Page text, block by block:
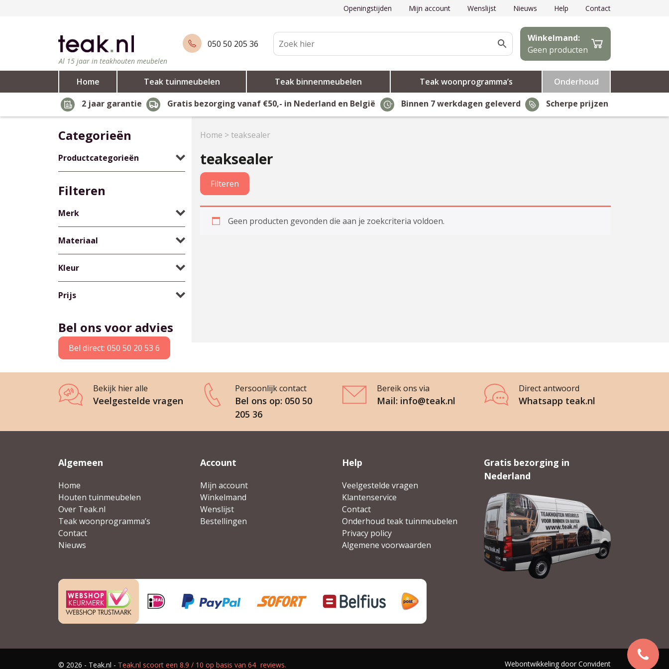
Openingstijden Mijn account Wenslijst Nieuws Help Contact
Al 15 jaar in teakhouten meubelen
050 50 205 36
Winkelmand:
Geen producten
Home Teak tuinmeubelen Teak binnenmeubelen Teak woonprogramma’s
Onderhoud
2 jaar garantie
Gratis bezorging vanaf €50,- in Nederland en België Binnen 7 werkdagen geleverd Scherpe prijzen
Categorieën
Productcategorieën
Filteren
Merk
Materiaal
Kleur
Prijs
Bel ons voor advies
Bel direct: 050 50 20 53 6
Home >teaksealer
teaksealer
Filteren
Geen producten gevonden die aan je zoekcriteria voldoen.
Bekijk hier alle
Veelgestelde vragen
Persoonlijk contact
Bel ons op: 050 50
205 36
Bereik ons via
Mail: info@teak.nl
Direct antwoord
Whatsapp teak.nl
Algemeen
Home
Houten tuinmeubelen
Over Teak.nl
Teak woonprogramma’s
Contact
Nieuws
Account
Mijn account
Winkelmand
Wenslijst
Bestellingen
Help
Veelgestelde vragen
Klantenservice
Contact
Onderhoud teak tuinmeubelen
Privacy policy
Algemene voorwaarden
Gratis bezorging in
Nederland
© 2026 - Teak.nl - Teak.nl scoort een 8.9 / 10 op basis van 64 reviews. Webontwikkeling door Convident